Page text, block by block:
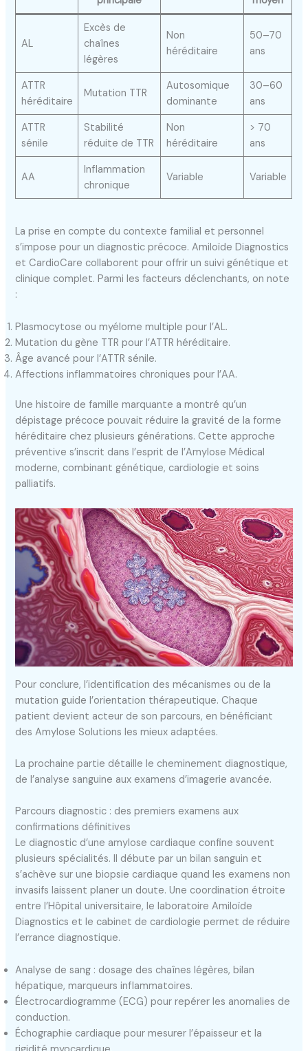
AL
Excès de
chaînes
légères
Non
héréditaire
50–70
ans
ATTR
héréditaire
Mutation TTR
Autosomique
dominante
30–60
ans
ATTR
sénile
Stabilité
réduite de TTR
Non
héréditaire
> 70
ans
AA
Inflammation
chronique
Variable Variable
La prise en compte du contexte familial et personnel
s’impose pour un diagnostic précoce. Amiloïde Diagnostics
et CardioCare collaborent pour offrir un suivi génétique et
clinique complet. Parmi les facteurs déclenchants, on note
:
Plasmocytose ou myélome multiple pour l’AL.
Mutation du gène TTR pour l’ATTR héréditaire.
Âge avancé pour l’ATTR sénile.
Affections inflammatoires chroniques pour l’AA.
Une histoire de famille marquante a montré qu’un
dépistage précoce pouvait réduire la gravité de la forme
héréditaire chez plusieurs générations. Cette approche
préventive s’inscrit dans l’esprit de l’Amylose Médical
moderne, combinant génétique, cardiologie et soins
palliatifs.
Pour conclure, l’identification des mécanismes ou de la
mutation guide l’orientation thérapeutique. Chaque
patient devient acteur de son parcours, en bénéficiant
des Amylose Solutions les mieux adaptées.
La prochaine partie détaille le cheminement diagnostique,
de l’analyse sanguine aux examens d’imagerie avancée.
Parcours diagnostic : des premiers examens aux
confirmations définitives
Le diagnostic d’une amylose cardiaque confine souvent
plusieurs spécialités. Il débute par un bilan sanguin et
s’achève sur une biopsie cardiaque quand les examens non
invasifs laissent planer un doute. Une coordination étroite
entre l’Hôpital universitaire, le laboratoire Amiloïde
Diagnostics et le cabinet de cardiologie permet de réduire
l’errance diagnostique.
Analyse de sang : dosage des chaînes légères, bilan
hépatique, marqueurs inflammatoires.
Électrocardiogramme (ECG) pour repérer les anomalies de
conduction.
Échographie cardiaque pour mesurer l’épaisseur et la